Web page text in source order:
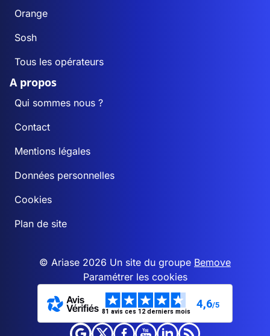
Orange
Sosh
Tous les opérateurs
A propos
Qui sommes nous ?
Contact
Mentions légales
Données personnelles
Cookies
Plan de site
© Ariase 2026 Un site du groupe Bemove
Paramétrer les cookies
81 avis ces 12 derniers mois
4,6/5